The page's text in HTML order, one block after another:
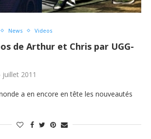
News Videos
de Arthur et Chris par UGG-
juillet 2011
a en encore en tête les nouveautés